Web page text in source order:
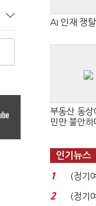
AI 인재 쟁
부동산 동상
민만 불안하
인기뉴스
1
(정기
청래 '
2
(정기